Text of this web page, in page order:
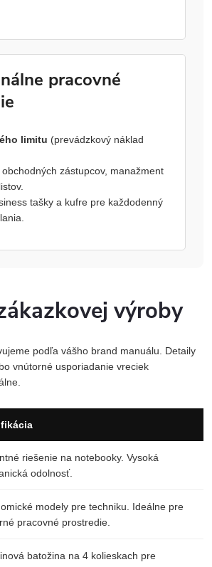
pracovné
limitu (prevádzkový náklad
zástupcov, manažment
tašky a kufre pre každodenný
výroby
podľa vášho brand manuálu. Detaily
vnútorné usporiadanie vreciek
riešenie na notebooky. Vysoká
odolnosť.
modely pre techniku. Ideálne pre
pracovné prostredie.
batožina na 4 kolieskach pre